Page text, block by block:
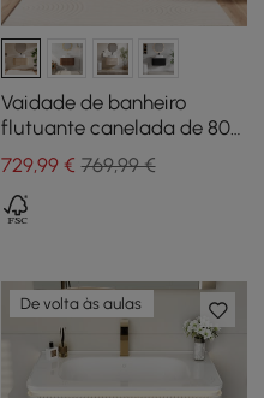
Vaidade de banheiro
flutuante canelada de 800
mm com tampo de pedra
sinterizada de bacia única
729,99€ 769,99 €
De volta às aulas